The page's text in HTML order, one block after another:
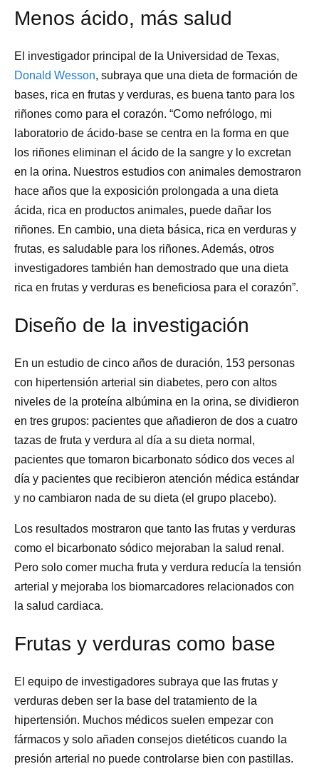
Menos ácido, más salud
El investigador principal de la Universidad de Texas,
Donald Wesson, subraya que una dieta de formación de
bases, rica en frutas y verduras, es buena tanto para los
riñones como para el corazón. “Como nefrólogo, mi
laboratorio de ácido-base se centra en la forma en que
los riñones eliminan el ácido de la sangre y lo excretan
en la orina. Nuestros estudios con animales demostraron
hace años que la exposición prolongada a una dieta
ácida, rica en productos animales, puede dañar los
riñones. En cambio, una dieta básica, rica en verduras y
frutas, es saludable para los riñones. Además, otros
investigadores también han demostrado que una dieta
rica en frutas y verduras es beneficiosa para el corazón”.
Diseño de la investigación
En un estudio de cinco años de duración, 153 personas
con hipertensión arterial sin diabetes, pero con altos
niveles de la proteína albúmina en la orina, se dividieron
en tres grupos: pacientes que añadieron de dos a cuatro
tazas de fruta y verdura al día a su dieta normal,
pacientes que tomaron bicarbonato sódico dos veces al
día y pacientes que recibieron atención médica estándar
y no cambiaron nada de su dieta (el grupo placebo).
Los resultados mostraron que tanto las frutas y verduras
como el bicarbonato sódico mejoraban la salud renal.
Pero solo comer mucha fruta y verdura reducía la tensión
arterial y mejoraba los biomarcadores relacionados con
la salud cardiaca.
Frutas y verduras como base
El equipo de investigadores subraya que las frutas y
verduras deben ser la base del tratamiento de la
hipertensión. Muchos médicos suelen empezar con
fármacos y solo añaden consejos dietéticos cuando la
presión arterial no puede controlarse bien con pastillas.